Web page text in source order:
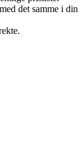
det samme i din